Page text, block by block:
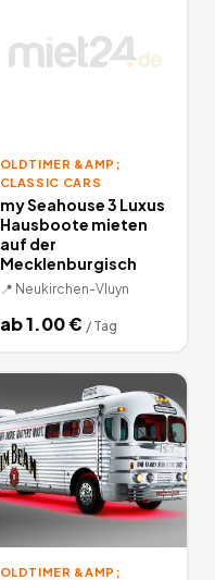
OLDTIMER &AMP;
CLASSIC CARS
my Seahouse 3 Luxus
Hausboote mieten
auf der
Mecklenburgisch
📍 Neukirchen-Vluyn
ab1.00€ / Tag
OLDTIMER &AMP;